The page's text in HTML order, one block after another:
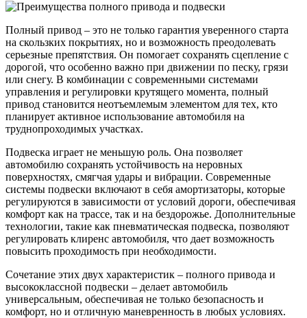
Полный привод – это не только гарантия уверенного старта
на скользких покрытиях, но и возможность преодолевать
серьезные препятствия. Он помогает сохранять сцепление с
дорогой, что особенно важно при движении по песку, грязи
или снегу. В комбинации с современными системами
управления и регулировки крутящего момента, полный
привод становится неотъемлемым элементом для тех, кто
планирует активное использование автомобиля на
труднопроходимых участках.
Подвеска играет не меньшую роль. Она позволяет
автомобилю сохранять устойчивость на неровных
поверхностях, смягчая удары и вибрации. Современные
системы подвески включают в себя амортизаторы, которые
регулируются в зависимости от условий дороги, обеспечивая
комфорт как на трассе, так и на бездорожье. Дополнительные
технологии, такие как пневматическая подвеска, позволяют
регулировать клиренс автомобиля, что дает возможность
повысить проходимость при необходимости.
Сочетание этих двух характеристик – полного привода и
высококлассной подвески – делает автомобиль
универсальным, обеспечивая не только безопасность и
комфорт, но и отличную маневренность в любых условиях.